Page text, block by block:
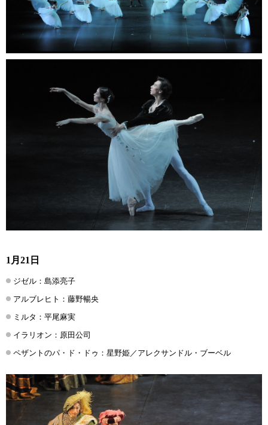
1月21日
ジゼル：島添亮子
アルブレヒト：藤野暢央
ミルタ：平尾麻実
イラリオン：原田公司
ペザントのパ・ド・ドゥ：星野姫／アレクサンドル・ブーベル